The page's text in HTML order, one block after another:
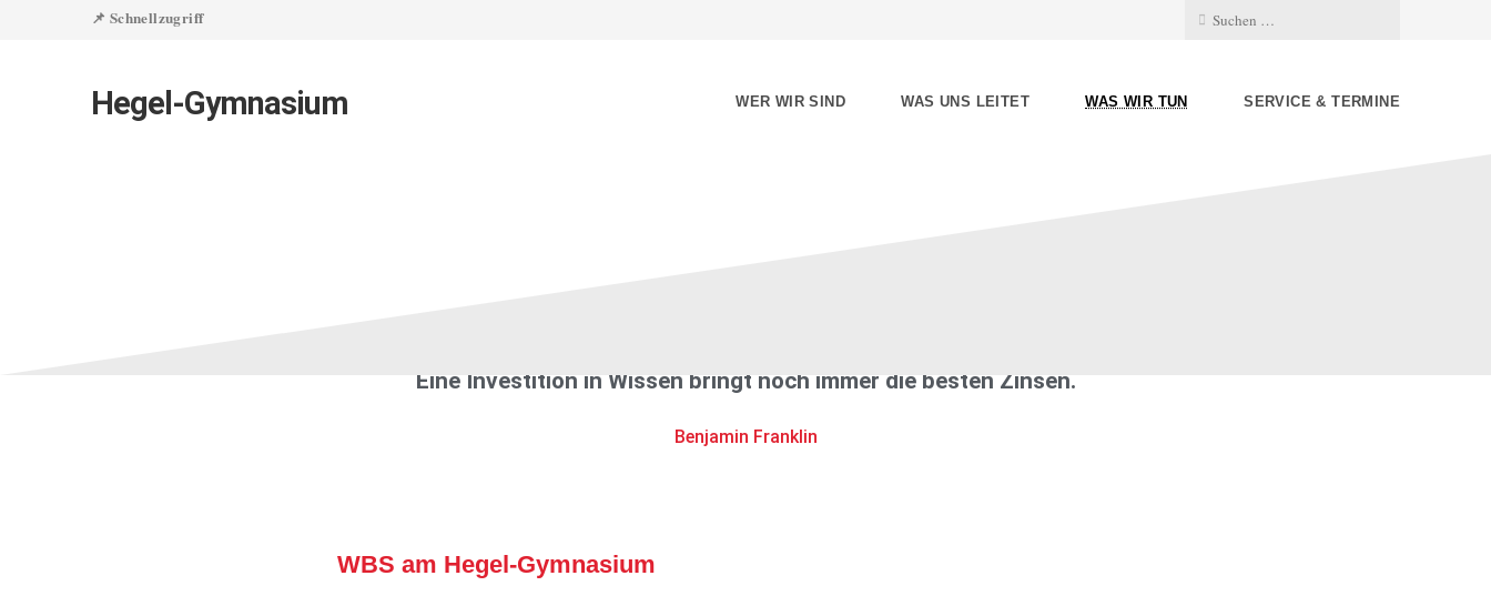
📌 Schnellzugriff
Hegel-Gymnasium WER WIR SIND WAS UNS LEITET WAS WIR TUN SERVICE & TERMINE
Eine Investition in Wissen bringt noch immer die besten Zinsen.
Benjamin Franklin
WBS am Hegel-Gymnasium